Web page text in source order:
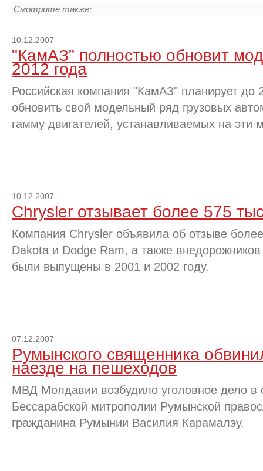
Смотрите также:
10.12.2007
"КамАЗ" полностью обновит
2012 года
Российская компания "КамАЗ" планирует до
обновить свой модельный ряд грузовых
гамму двигателей, устанавливаемых на эти
10.12.2007
Chrysler отзывает более 575
Компания Chrysler объявила об отзыве
Dakota и Dodge Ram, а также
были выпущены в 2001 и 2002 году.
07.12.2007
Румынского священника
наезде на пешеходов
МВД Молдавии возбудило уголовное дело в
Бессарабской митрополии Румынской
гражданина Румынии Василия Карамалэу.